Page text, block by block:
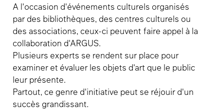
A l'occasion d'événements culturels organisés
par des bibliothèques, des centres culturels ou
des associations, ceux-ci peuvent faire appel à la
collaboration d'ARGUS.
Plusieurs experts se rendent sur place pour
examiner et évaluer les objets d'art que le public
leur présente.
Partout, ce genre d'initiative peut se réjouir d'un
succès grandissant.